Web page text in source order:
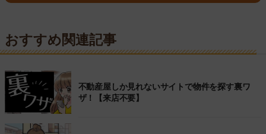
おすすめ関連記事
不動産屋しか見れないサイトで物件を探す裏ワ
ザ！【来店不要】